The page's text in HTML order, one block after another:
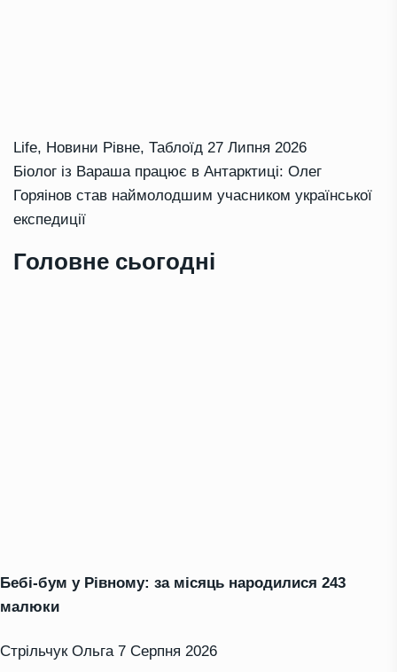
Life, Новини Рівне, Таблоїд 27 Липня 2026
Біолог із Вараша працює в Антарктиці: Олег
Горяінов став наймолодшим учасником української
експедиції
Головне сьогодні
Бебі-бум у Рівному: за місяць народилися 243
малюки
Стрільчук Ольга 7 Серпня 2026